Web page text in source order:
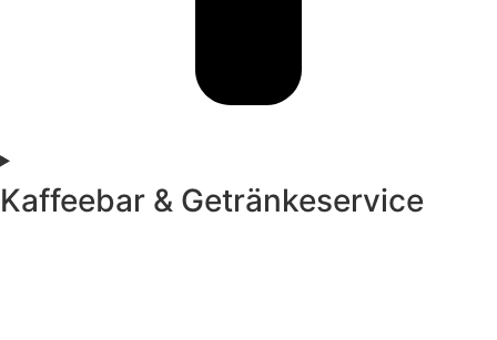
Kaffeebar & Getränkeservice